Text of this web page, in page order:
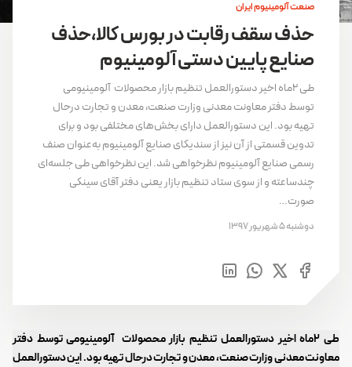
صنعت آلومینیوم ایران
حذف سقف رقابت در بورس کالا،حذف
صنایع پایین دستی آلومینیوم
طی 2ماه اخیر دستورالعمل تنظیم بازار محصولات آلومینیومی
توسط دفتر معاونت معدنی وزارت صنعت، معدن و تجارت درحال
تهیه بود. این دستورالعمل دارای بخش‌های مختلفی بود و برای
تدوین قسمتی از آن نیز از سندیکای صنایع آلومینیوم به‌عنوان صنف
رسمی صنایع آلومینیوم نظرخواهی شد. این نظرخواهی طی جلسه‌ای
چندساعته و از سوی ستاد تنظیم بازار یعنی دفتر آقای سینکی
صورت…
دوشنبه 5 شهریور 1397
طی 2ماه اخیر دستورالعمل تنظیم بازار محصولات آلومینیومی توسط دفتر
معاونت معدنی وزارت صنعت، معدن و تجارت درحال تهیه بود. این دستورالعمل